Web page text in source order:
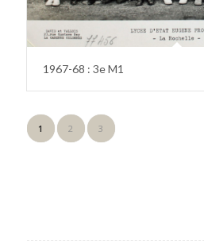
1967-68 : 3e M1
1 2 3